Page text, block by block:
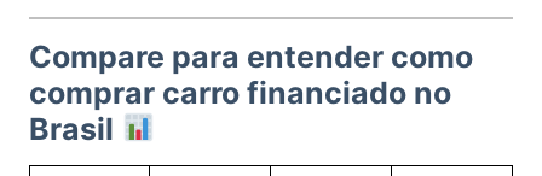
Compare para entender como
comprar carro financiado no
Brasil